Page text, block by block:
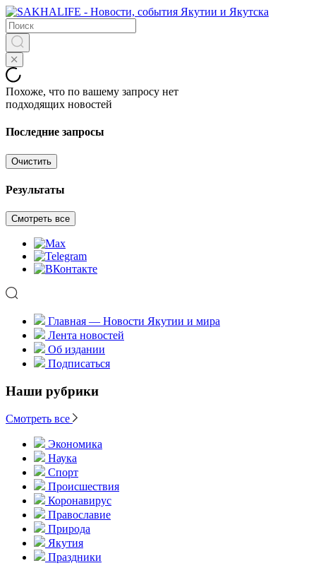
Похоже, что по вашему запросу нет
подходящих новостей
Последние запросы
Очистить
Результаты
Смотреть все
Главная — Новости Якутии и мира
Лента новостей
Об издании
Подписаться
Наши рубрики
Смотреть все
Экономика
Наука
Спорт
Происшествия
Коронавирус
Православие
Природа
Якутия
Праздники